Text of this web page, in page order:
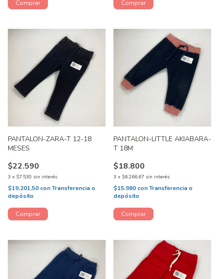
PANTALON-ZARA-T 12-18
MESES
$22.590
3 x $7.530 sin interés
$19.201,50 conTransferencia o
depósito
PANTALON-LITTLE AKIABARA-
T 18M
$18.800
3 x $6.266,67 sin interés
$15.980 conTransferencia o
depósito